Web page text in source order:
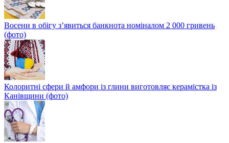
Восени в обігу з’явиться банкнота номіналом 2 000 гривень
(фото)
Колоритні сфери й амфори із глини виготовляє керамістка із
Канівщини (фото)